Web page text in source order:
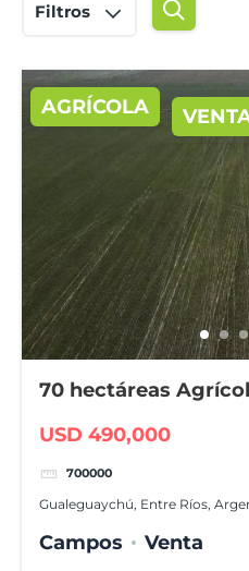
Filtros
AGRÍCOLA
70 hectáreas
USD 490,000
700000
Gualeguaychú, Entre Ríos,
Campos Venta